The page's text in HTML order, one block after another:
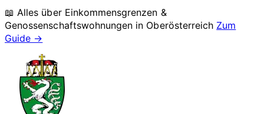
📖 Alles über Einkommensgrenzen &
Genossenschaftswohnungen in Oberösterreich Zum
Guide →